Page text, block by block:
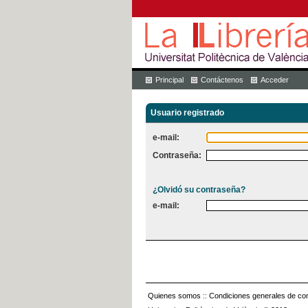
Principal Contáctenos Acceder
Usuario registrado
e-mail:
Contraseña:
¿Olvidó su contraseña?
e-mail:
Quienes somos :: Condiciones generales de